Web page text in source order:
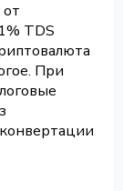
TDS
При